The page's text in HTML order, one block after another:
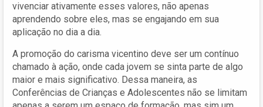
vivenciar ativamente esses valores, não apenas
aprendendo sobre eles, mas se engajando em sua
aplicação no dia a dia.
A promoção do carisma vicentino deve ser um contínuo
chamado à ação, onde cada jovem se sinta parte de algo
maior e mais significativo. Dessa maneira, as
Conferências de Crianças e Adolescentes não se limitam